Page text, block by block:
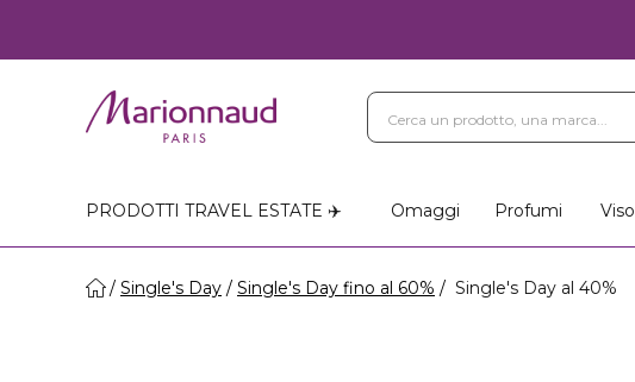
PRODOTTI TRAVEL ESTATE ✈️ Omaggi Profumi Viso
Single's Day Single's Day fino al 60% Single's Day al 40%